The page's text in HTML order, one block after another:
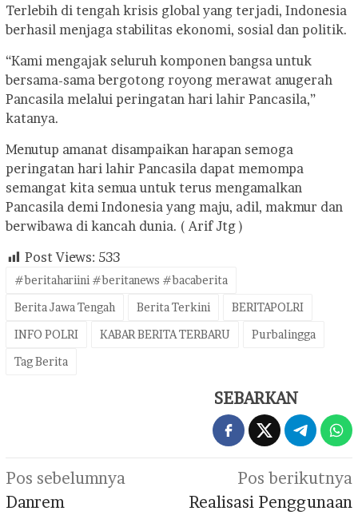
Terlebih di tengah krisis global yang terjadi, Indonesia
berhasil menjaga stabilitas ekonomi, sosial dan politik.
“Kami mengajak seluruh komponen bangsa untuk
bersama-sama bergotong royong merawat anugerah
Pancasila melalui peringatan hari lahir Pancasila,”
katanya.
Menutup amanat disampaikan harapan semoga
peringatan hari lahir Pancasila dapat memompa
semangat kita semua untuk terus mengamalkan
Pancasila demi Indonesia yang maju, adil, makmur dan
berwibawa di kancah dunia. ( Arif Jtg )
Post Views: 533
#beritahariini #beritanews #bacaberita
Berita Jawa Tengah
Berita Terkini
BERITAPOLRI
INFO POLRI
KABAR BERITA TERBARU
Purbalingga
Tag Berita
SEBARKAN
Navigasi
pos
Pos sebelumnya
Danrem
Pos berikutnya
Realisasi Penggunaan